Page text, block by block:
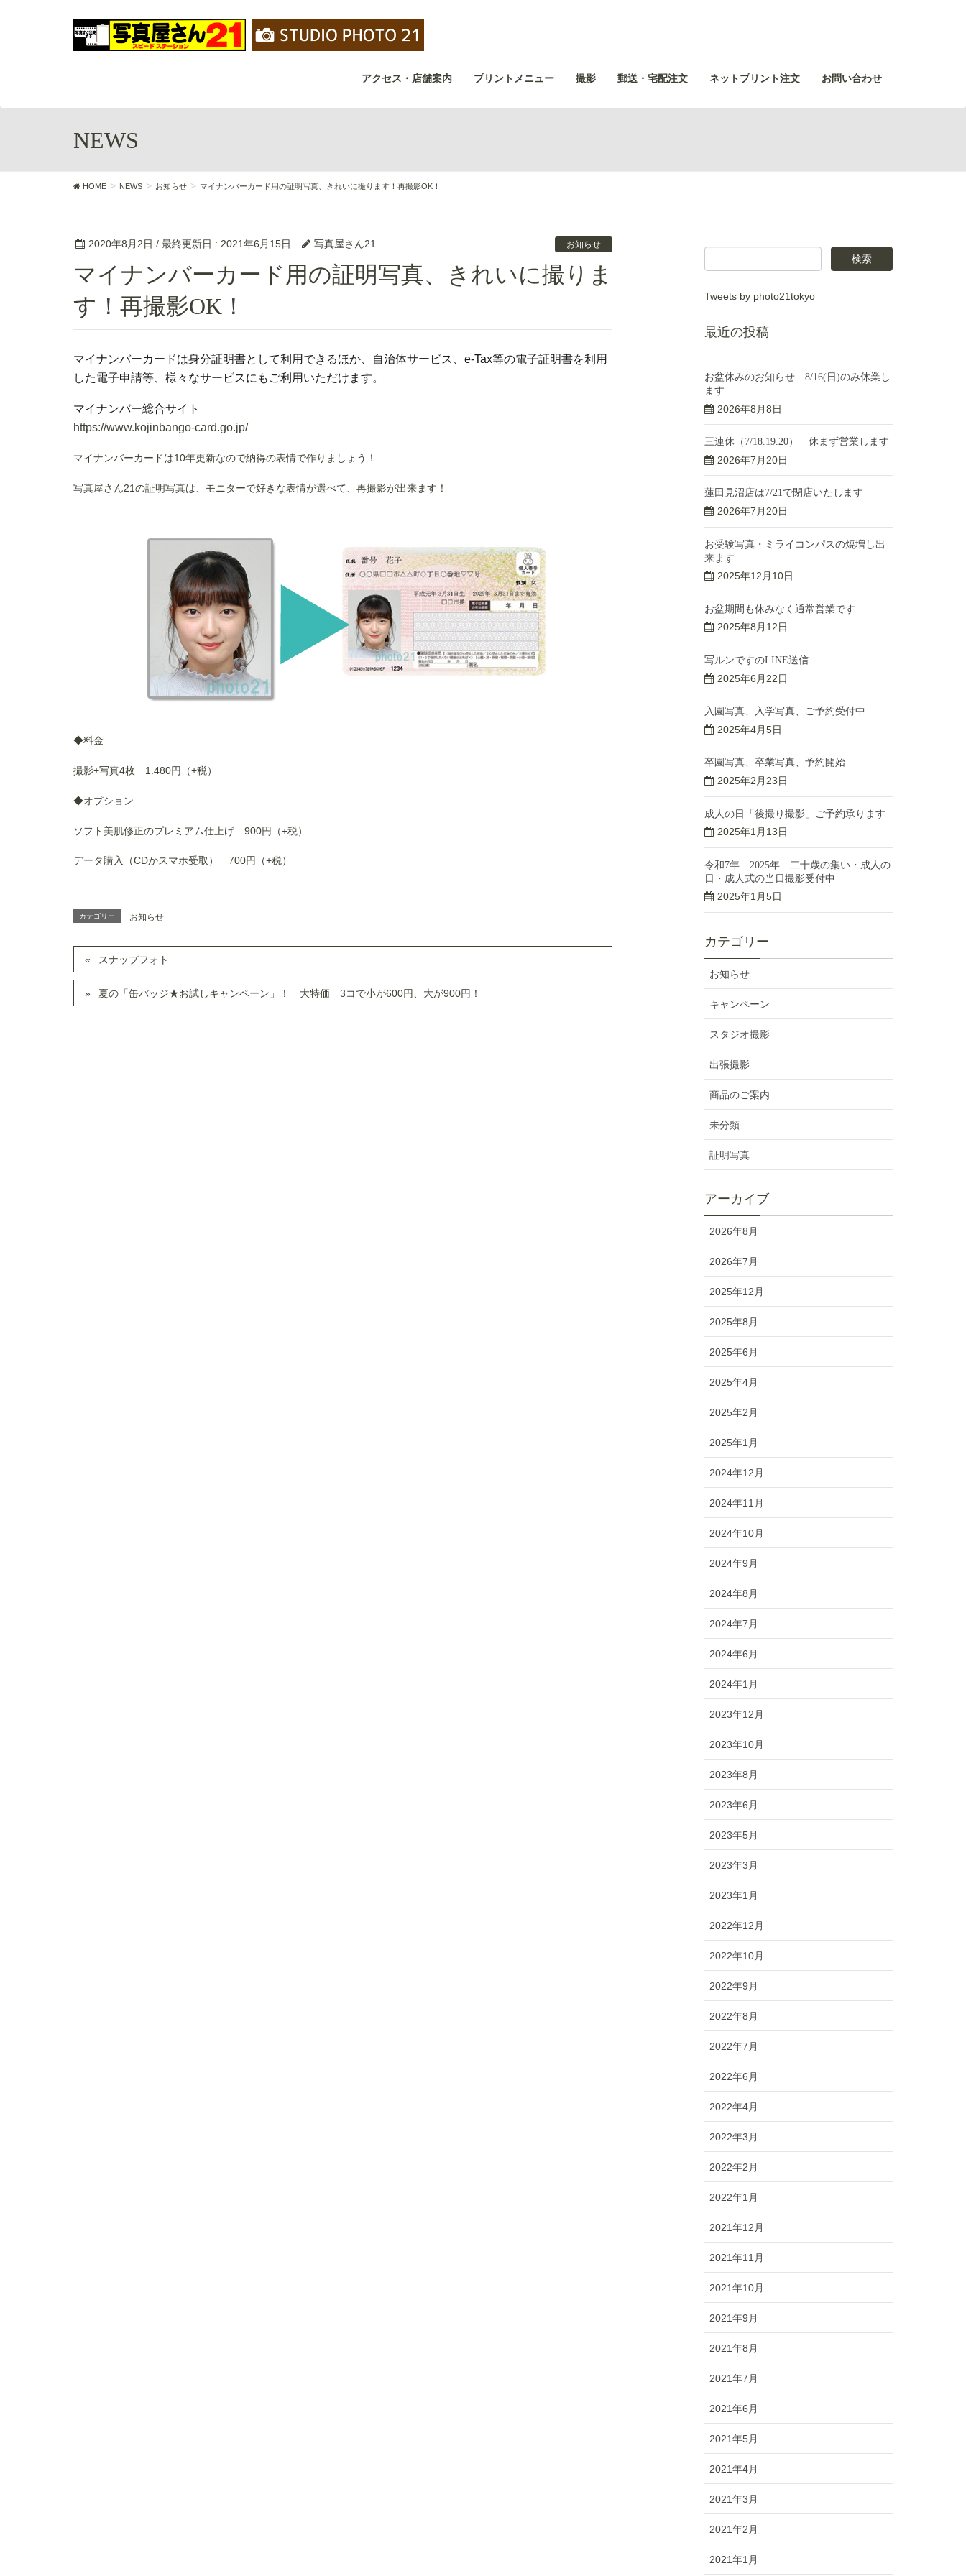
アクセス・店舗案内 プリントメニュー 撮影 郵送・宅配注文 ネットプリント注文 お問い合わせ
NEWS
HOME NEWS お知らせ マイナンバーカード用の証明写真、きれいに撮ります！再撮影OK！
2020年8月2日 / 最終更新日 : 2021年6月15日 写真屋さん21 お知らせ
マイナンバーカード用の証明写真、きれいに撮りま
す！再撮影OK！
マイナンバーカードは身分証明書として利用できるほか、自治体サービス、e-Tax等の電子証明書を利用
した電子申請等、様々なサービスにもご利用いただけます。
マイナンバー総合サイト
https://www.kojinbango-card.go.jp/
マイナンバーカードは10年更新なので納得の表情で作りましょう！
写真屋さん21の証明写真は、モニターで好きな表情が選べて、再撮影が出来ます！
◆料金
撮影+写真4枚 1.480円（+税）
◆オプション
ソフト美肌修正のプレミアム仕上げ 900円（+税）
データ購入（CDかスマホ受取） 700円（+税）
カテゴリー お知らせ
スナップフォト
夏の「缶バッジ★お試しキャンペーン」！ 大特価 3コで小が600円、大が900円！
Tweets by photo21tokyo
最近の投稿
お盆休みのお知らせ 8/16(日)のみ休業し
ます
2026年8月8日
三連休（7/18.19.20） 休まず営業します
2026年7月20日
蓮田見沼店は7/21で閉店いたします
2026年7月20日
お受験写真・ミライコンパスの焼増し出
来ます
2025年12月10日
お盆期間も休みなく通常営業です
2025年8月12日
写ルンですのLINE送信
2025年6月22日
入園写真、入学写真、ご予約受付中
2025年4月5日
卒園写真、卒業写真、予約開始
2025年2月23日
成人の日「後撮り撮影」ご予約承ります
2025年1月13日
令和7年 2025年 二十歳の集い・成人の
日・成人式の当日撮影受付中
2025年1月5日
カテゴリー
お知らせ
キャンペーン
スタジオ撮影
出張撮影
商品のご案内
未分類
証明写真
アーカイブ
2026年8月
2026年7月
2025年12月
2025年8月
2025年6月
2025年4月
2025年2月
2025年1月
2024年12月
2024年11月
2024年10月
2024年9月
2024年8月
2024年7月
2024年6月
2024年1月
2023年12月
2023年10月
2023年8月
2023年6月
2023年5月
2023年3月
2023年1月
2022年12月
2022年10月
2022年9月
2022年8月
2022年7月
2022年6月
2022年4月
2022年3月
2022年2月
2022年1月
2021年12月
2021年11月
2021年10月
2021年9月
2021年8月
2021年7月
2021年6月
2021年5月
2021年4月
2021年3月
2021年2月
2021年1月